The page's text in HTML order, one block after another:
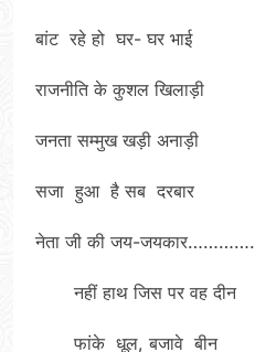
बांट रहे हो घर- घर भाई
राजनीति के कुशल खिलाड़ी
जनता सम्मुख खड़ी अनाड़ी
सजा हुआ है सब दरबार
नेता जी की जय-जयकार………….
नहीं हाथ जिस पर वह दीन
फांके धूल, बजावे बीन